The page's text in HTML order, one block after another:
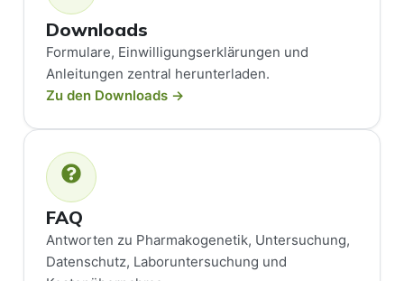
Downloads
Formulare, Einwilligungserklärungen und
Anleitungen zentral herunterladen.
Zu den Downloads →
FAQ
Antworten zu Pharmakogenetik, Untersuchung,
Datenschutz, Laboruntersuchung und